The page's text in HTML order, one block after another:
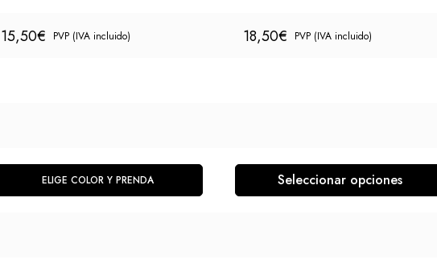
15,50€ PVP (IVA incluido) 18,50€ PVP (IVA incluido)
ELIGE COLOR Y PRENDA Seleccionar opciones